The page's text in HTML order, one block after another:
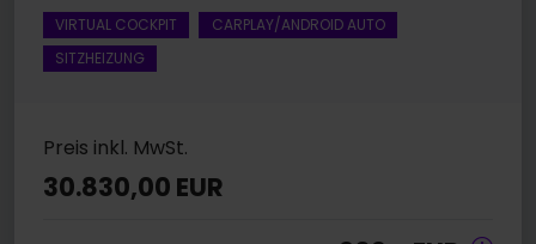
VIRTUAL COCKPIT
CARPLAY/ANDROID AUTO
SITZHEIZUNG
Preis inkl. MwSt.
30.830,00 EUR